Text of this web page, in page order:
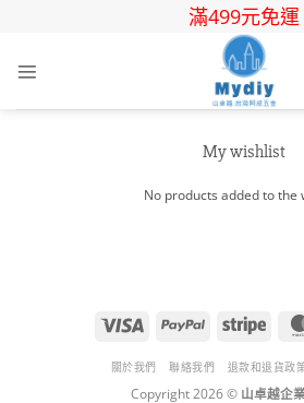
滿499元免運
My wishlist
No products added to the
Visa PayPal Stripe
關於我們 聯絡我們 退款和退貨政
Copyright 2026 © 山卓越企